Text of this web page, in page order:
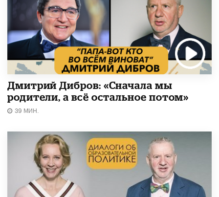
Дмитрий Дибров: «Сначала мы
родители, а всё остальное потом»
39 МИН.